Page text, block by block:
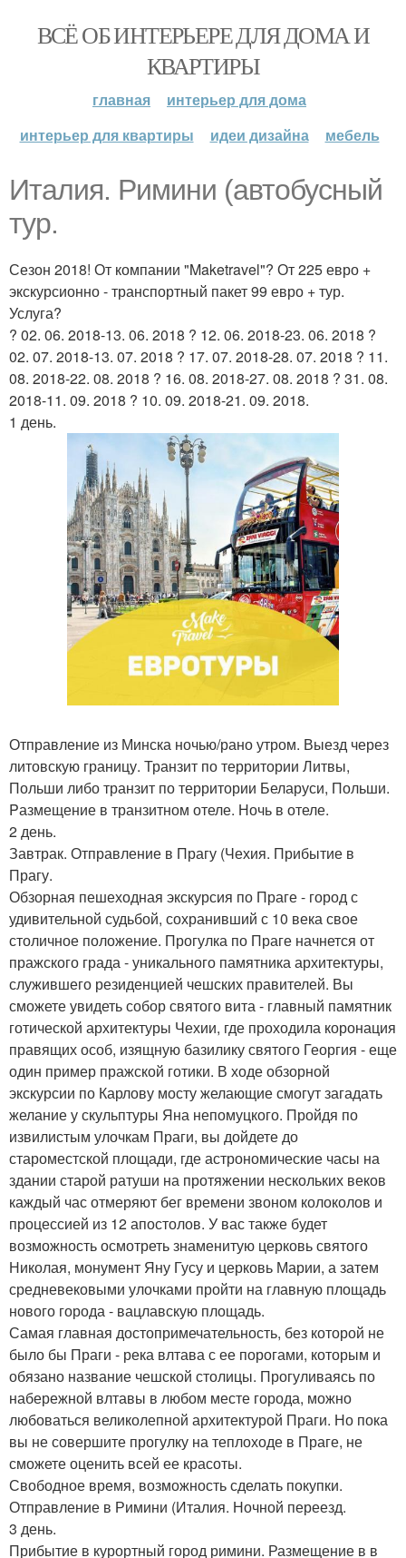
ВСЁ ОБ ИНТЕРЬЕРЕ ДЛЯ ДОМА И
КВАРТИРЫ
главная
интерьер для дома
интерьер для квартиры
идеи дизайна мебель
Италия. Римини (автобусный
тур.
Сезон 2018! От компании "Maketravel"? От 225 евро +
экскурсионно - транспортный пакет 99 евро + тур.
Услуга?
? 02. 06. 2018-13. 06. 2018 ? 12. 06. 2018-23. 06. 2018 ?
02. 07. 2018-13. 07. 2018 ? 17. 07. 2018-28. 07. 2018 ? 11.
08. 2018-22. 08. 2018 ? 16. 08. 2018-27. 08. 2018 ? 31. 08.
2018-11. 09. 2018 ? 10. 09. 2018-21. 09. 2018.
1 день.
Отправление из Минска ночью/рано утром. Выезд через
литовскую границу. Транзит по территории Литвы,
Польши либо транзит по территории Беларуси, Польши.
Pазмещение в транзитном отеле. Ночь в отеле.
2 день.
Завтрак. Отправление в Прагу (Чехия. Прибытие в
Прагу.
Обзорная пешеходная экскурсия по Праге - город с
удивительной судьбой, сохранивший с 10 века свое
столичное положение. Прогулка по Праге начнется от
пражского града - уникального памятника архитектуры,
служившего резиденцией чешских правителей. Вы
сможете увидеть собор святого вита - главный памятник
готической архитектуры Чехии, где проходила коронация
правящих особ, изящную базилику святого Георгия - еще
один пример пражской готики. В ходе обзорной
экскурсии по Карлову мосту желающие смогут загадать
желание у скульптуры Яна непомуцкого. Пройдя по
извилистым улочкам Праги, вы дойдете до
староместской площади, где астрономические часы на
здании старой ратуши на протяжении нескольких веков
каждый час отмеряют бег времени звоном колоколов и
процессией из 12 апостолов. У вас также будет
возможность осмотреть знаменитую церковь святого
Николая, монумент Яну Гусу и церковь Марии, а затем
средневековыми улочками пройти на главную площадь
нового города - вацлавскую площадь.
Самая главная достопримечательность, без которой не
было бы Праги - река влтава с ее порогами, которым и
обязано название чешской столицы. Прогуливаясь по
набережной влтавы в любом месте города, можно
любоваться великолепной архитектурой Праги. Но пока
вы не совершите прогулку на теплоходе в Праге, не
сможете оценить всей ее красоты.
Свободное время, возможность сделать покупки.
Отправление в Римини (Италия. Ночной переезд.
3 день.
Прибытие в курортный город римини. Размещение в в